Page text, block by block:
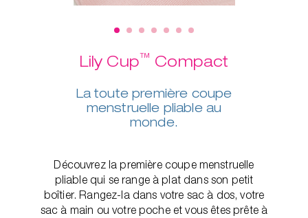
Lily Cup™ Compact
La toute première coupe
menstruelle pliable au
monde.
Découvrez la première coupe menstruelle
pliable qui se range à plat dans son petit
boîtier. Rangez-la dans votre sac à dos, votre
sac à main ou votre poche et vous êtes prête à